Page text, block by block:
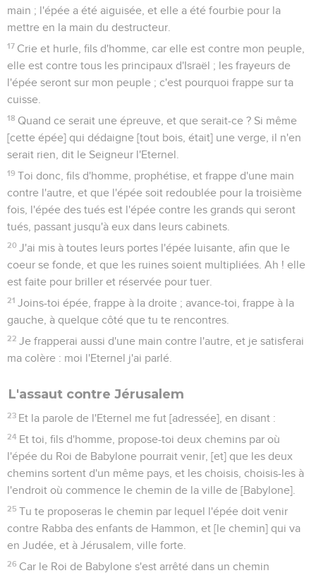
main ; l'épée a été aiguisée, et elle a été fourbie pour la
mettre en la main du destructeur.
17 Crie et hurle, fils d'homme, car elle est contre mon peuple,
elle est contre tous les principaux d'Israël ; les frayeurs de
l'épée seront sur mon peuple ; c'est pourquoi frappe sur ta
cuisse.
18 Quand ce serait une épreuve, et que serait-ce ? Si même
[cette épée] qui dédaigne [tout bois, était] une verge, il n'en
serait rien, dit le Seigneur l'Eternel.
19 Toi donc, fils d'homme, prophétise, et frappe d'une main
contre l'autre, et que l'épée soit redoublée pour la troisième
fois, l'épée des tués est l'épée contre les grands qui seront
tués, passant jusqu'à eux dans leurs cabinets.
20 J'ai mis à toutes leurs portes l'épée luisante, afin que le
coeur se fonde, et que les ruines soient multipliées. Ah ! elle
est faite pour briller et réservée pour tuer.
21 Joins-toi épée, frappe à la droite ; avance-toi, frappe à la
gauche, à quelque côté que tu te rencontres.
22 Je frapperai aussi d'une main contre l'autre, et je satisferai
ma colère : moi l'Eternel j'ai parlé.
L'assaut contre Jérusalem
23 Et la parole de l'Eternel me fut [adressée], en disant :
24 Et toi, fils d'homme, propose-toi deux chemins par où
l'épée du Roi de Babylone pourrait venir, [et] que les deux
chemins sortent d'un même pays, et les choisis, choisis-les à
l'endroit où commence le chemin de la ville de [Babylone].
25 Tu te proposeras le chemin par lequel l'épée doit venir
contre Rabba des enfants de Hammon, et [le chemin] qui va
en Judée, et à Jérusalem, ville forte.
26 Car le Roi de Babylone s'est arrêté dans un chemin